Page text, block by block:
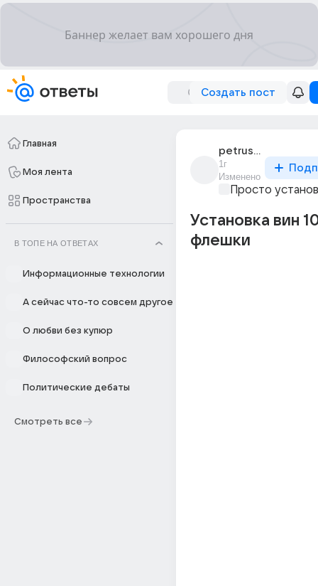
Создать пост
Главная
Моя лента
Пространства
В ТОПЕ НА ОТВЕТАХ
Информационные технологии
А сейчас что-то совсем другое
О любви без купюр
Философский вопрос
Политические дебаты
Смотреть все
petrushka_xd
1г
Изменено
Просто
Установка вин
флешки